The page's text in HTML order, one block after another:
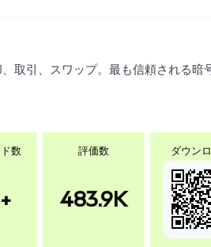
取引、スワップ。最も信頼される暗
数 評価数
483.9K
ダウン